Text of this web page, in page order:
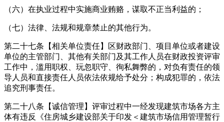
（六）在执业过程中实施商业贿赂，谋取不正当利益的；
（七）法律、法规和规章禁止的其他行为。
第二十七条【相关单位责任】区财政部门、项目单位或者建设
单位的主管部门、其他有关部门及其工作人员在财政投资评审
工作中，滥用职权、玩忽职守、徇私舞弊的，对负有责任的领
导人员和直接责任人员依法依规给予处分；构成犯罪的，依法
追究刑事责任。
第二十八条【诚信管理】评审过程中一经发现建筑市场各方主
体有违反《住房城乡建设部关于印发＜建筑市场信用管理暂行